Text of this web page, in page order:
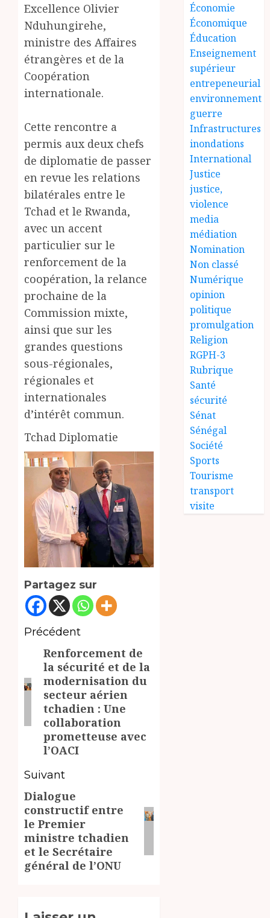
Excellence Olivier
Nduhungirehe,
ministre des Affaires
étrangères et de la
Coopération
internationale.
Cette rencontre a
permis aux deux chefs
de diplomatie de passer
en revue les relations
bilatérales entre le
Tchad et le Rwanda,
avec un accent
particulier sur le
renforcement de la
coopération, la relance
prochaine de la
Commission mixte,
ainsi que sur les
grandes questions
sous-régionales,
régionales et
internationales
d’intérêt commun.
Tchad Diplomatie
Partagez sur
Navigation
d’article
Précédent
Article
précédent:
Renforcement de
la sécurité et de la
modernisation du
secteur aérien
tchadien : Une
collaboration
prometteuse avec
l’OACI
Suivant
Article
suivant:
Dialogue
constructif entre
le Premier
ministre tchadien
et le Secrétaire
général de l’ONU
Économie
Économique
Éducation
Enseignement
supérieur
entrepeneurial
environnement
guerre
Infrastructures
inondations
International
Justice
justice,
violence
media
médiation
Nomination
Non classé
Numérique
opinion
politique
promulgation
Religion
RGPH-3
Rubrique
Santé
sécurité
Sénat
Sénégal
Société
Sports
Tourisme
transport
visite